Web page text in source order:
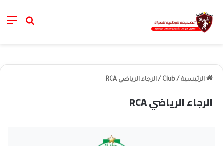
خانة
الرئيسية /
Club
/ الرجاء الرياضي RCA
الرجاء الرياضي RCA